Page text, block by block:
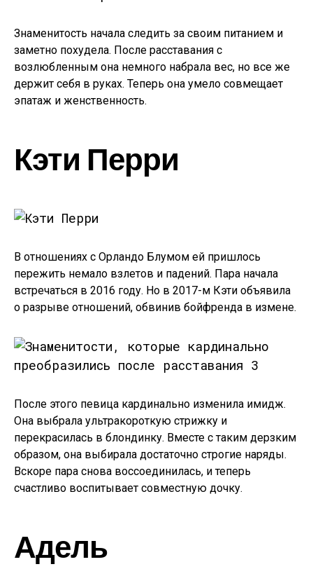
Знаменитость начала следить за своим питанием и
заметно похудела. После расставания с
возлюбленным она немного набрала вес, но все же
держит себя в руках. Теперь она умело совмещает
эпатаж и женственность.
Кэти Перри
В отношениях с Орландо Блумом ей пришлось
пережить немало взлетов и падений. Пара начала
встречаться в 2016 году. Но в 2017-м Кэти объявила
о разрыве отношений, обвинив бойфренда в измене.
После этого певица кардинально изменила имидж.
Она выбрала ультракороткую стрижку и
перекрасилась в блондинку. Вместе с таким дерзким
образом, она выбирала достаточно строгие наряды.
Вскоре пара снова воссоединилась, и теперь
счастливо воспитывает совместную дочку.
Адель